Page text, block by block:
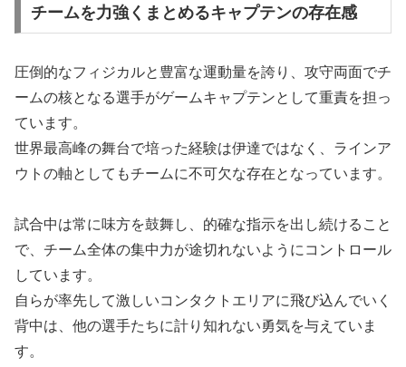
チームを力強くまとめるキャプテンの存在感
圧倒的なフィジカルと豊富な運動量を誇り、攻守両面でチ
ームの核となる選手がゲームキャプテンとして重責を担っ
ています。
世界最高峰の舞台で培った経験は伊達ではなく、ラインア
ウトの軸としてもチームに不可欠な存在となっています。
試合中は常に味方を鼓舞し、的確な指示を出し続けること
で、チーム全体の集中力が途切れないようにコントロール
しています。
自らが率先して激しいコンタクトエリアに飛び込んでいく
背中は、他の選手たちに計り知れない勇気を与えていま
す。